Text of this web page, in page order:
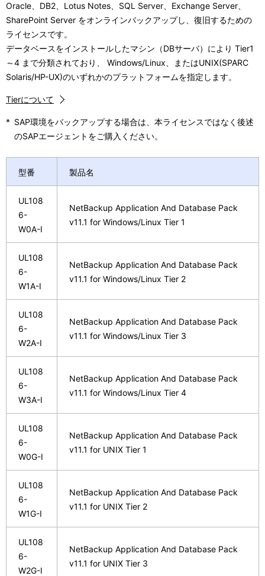
Oracle、DB2、Lotus Notes、SQL Server、Exchange Server、
SharePoint Server をオンラインバックアップし、復旧するための
ライセンスです。
データベースをインストールしたマシン（DBサーバ）により Tier1
～4 まで分類されており、 Windows/Linux、またはUNIX(SPARC
Solaris/HP-UX)のいずれかのプラットフォームを指定します。
Tierについて
* SAP環境をバックアップする場合は、本ライセンスではなく後述
のSAPエージェントをご購入ください。
型番 製品名
UL108
6-
W0A-I
NetBackup Application And Database Pack
v11.1 for Windows/Linux Tier 1
UL108
6-
W1A-I
NetBackup Application And Database Pack
v11.1 for Windows/Linux Tier 2
UL108
6-
W2A-I
NetBackup Application And Database Pack
v11.1 for Windows/Linux Tier 3
UL108
6-
W3A-I
NetBackup Application And Database Pack
v11.1 for Windows/Linux Tier 4
UL108
6-
W0G-I
NetBackup Application And Database Pack
v11.1 for UNIX Tier 1
UL108
6-
W1G-I
NetBackup Application And Database Pack
v11.1 for UNIX Tier 2
UL108
6-
W2G-I
NetBackup Application And Database Pack
v11.1 for UNIX Tier 3